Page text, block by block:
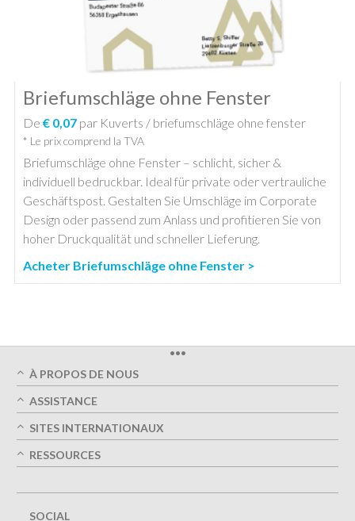
Briefumschläge ohne Fenster
De € 0,07par Kuverts / briefumschläge ohne fenster
* Le prix comprend la TVA
Briefumschläge ohne Fenster – schlicht, sicher &
individuell bedruckbar. Ideal für private oder vertrauliche
Geschäftspost. Gestalten Sie Umschläge im Corporate
Design oder passend zum Anlass und profitieren Sie von
hoher Druckqualität und schneller Lieferung.
Acheter Briefumschläge ohne Fenster >
•••
À PROPOS DE NOUS
Qualité d' impression
Livraison dans les délais
Imprimer
5+ employés
ASSISTANCE
Suivre ma commande
FAQ
SITES INTERNATIONAUX
France
Belgique
RESSOURCES
Option de conception
Plan du Site
SOCIAL